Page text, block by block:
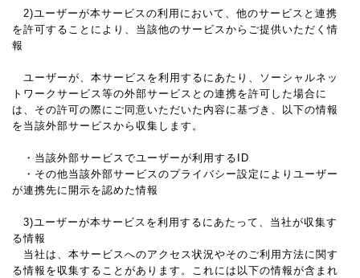
2)ユーザーが本サービスの利用において、他のサービスと連携
を許可することにより、当該他のサービスからご提供いただく情
報
ユーザーが、本サービスを利用するにあたり、ソーシャルネッ
トワークサービス等の外部サービスとの連携を許可した場合に
は、その許可の際にご同意いただいた内容に基づき、以下の情報
を当該外部サービスから収集します。
・当該外部サービスでユーザーが利用するID
・その他当該外部サービスのプライバシー設定によりユーザー
が連携先に開示を認めた情報
3)ユーザーが本サービスを利用するにあたって、当社が収集す
る情報
当社は、本サービスへのアクセス状況やそのご利用方法に関す
る情報を収集することがあります。これには以下の情報が含まれ